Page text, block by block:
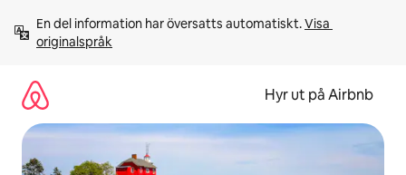
innehåll
En del information har översatts automatiskt. Visa
originalspråk
Hyr ut på Airbnb